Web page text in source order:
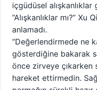
içgüdüsel alışkanlıklar
”Alışkanlıklar mı?”
anlamadı.
“Değerlendirmede ne
gösterdiğine bakarak
önce zirveye çıkarken
hareket ettirmedin.